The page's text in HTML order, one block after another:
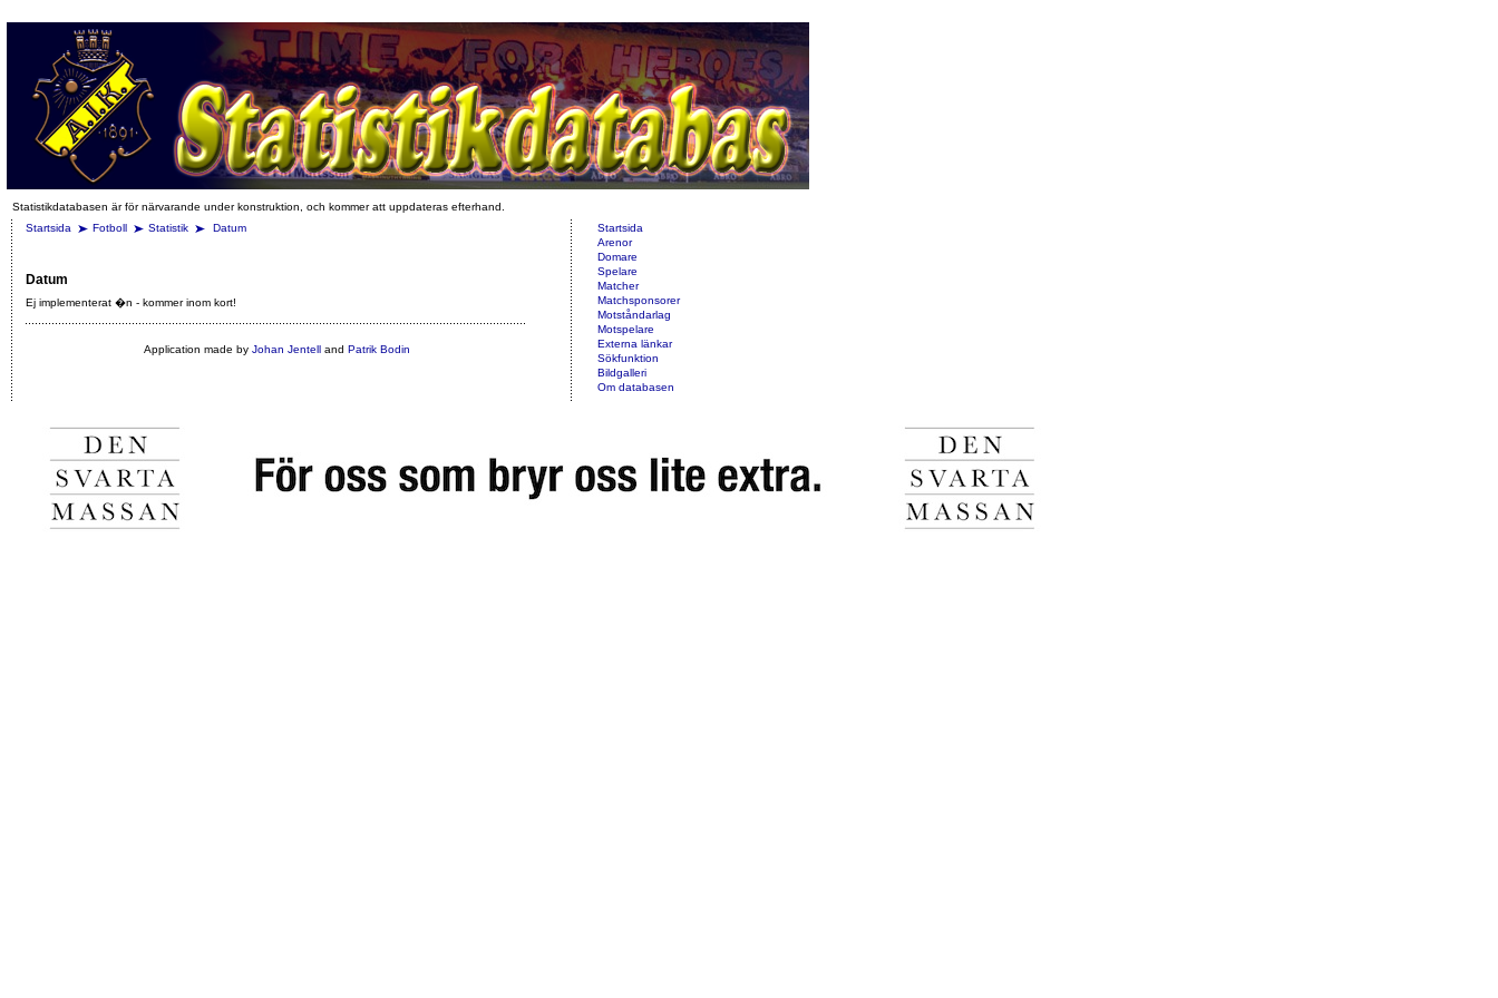
Statistikdatabasen är för närvarande under konstruktion, och kommer att uppdateras efterhand.
Startsida
Fotboll Statistik Datum
Datum
Ej implementerat �n - kommer inom kort!
Application made by Johan Jentelland Patrik Bodin
Startsida
Arenor
Domare
Spelare
Matcher
Matchsponsorer
Motståndarlag
Motspelare
Externa länkar
Sökfunktion
Bildgalleri
Om databasen